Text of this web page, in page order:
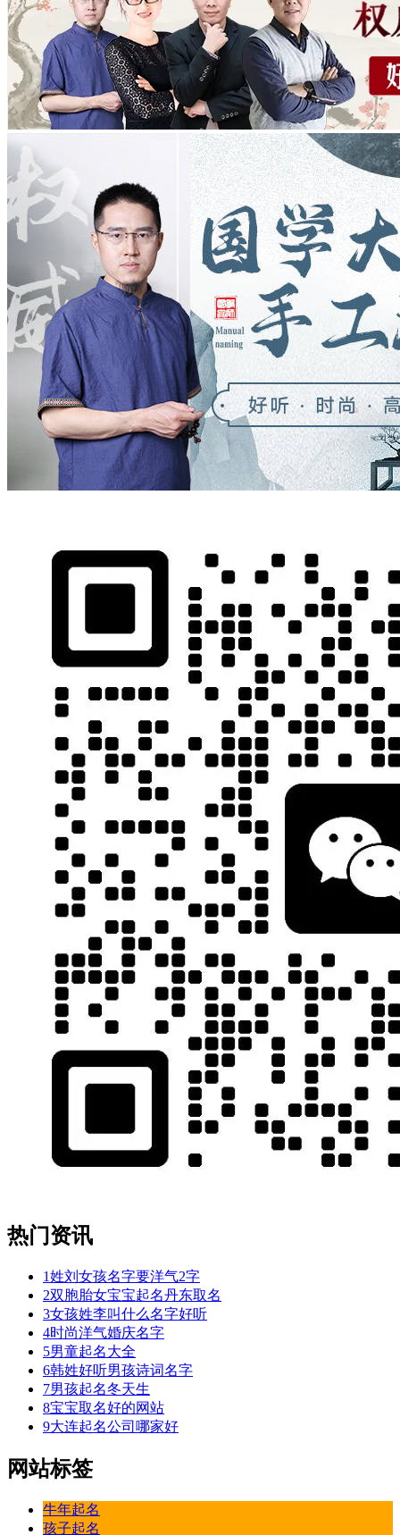
热门资讯
1姓刘女孩名字要洋气2字
2双胞胎女宝宝起名丹东取名
3女孩姓李叫什么名字好听
4时尚洋气婚庆名字
5男童起名大全
6韩姓好听男孩诗词名字
7男孩起名冬天生
8宝宝取名好的网站
9大连起名公司哪家好
网站标签
牛年起名
孩子起名